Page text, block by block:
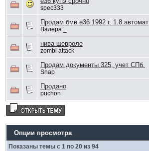
spec333
Продам бмв е36 1992 г. 1.8 автомат
Валера _
нива шевроле
zombi attack
Продам документы 325, учет СПб.
Snap
Продано
puchon
Опции просмотра
Показаны темы с 1 по 20 из 94